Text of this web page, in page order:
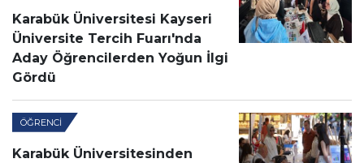
Karabük Üniversitesi Kayseri
Üniversite Tercih Fuarı'nda
Aday Öğrencilerden Yoğun İlgi
Gördü
ÖĞRENCI
Karabük Üniversitesinden